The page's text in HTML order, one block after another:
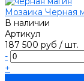
Мозаика Черная
В наличии
Артикул
187 500 руб / шт.
-
+